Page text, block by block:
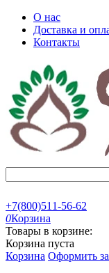
О нас
Доставка и
Контакты
+7(800)511-56-62
0Корзина
Товары в корзине:
Корзина пуста
Корзина Оформить